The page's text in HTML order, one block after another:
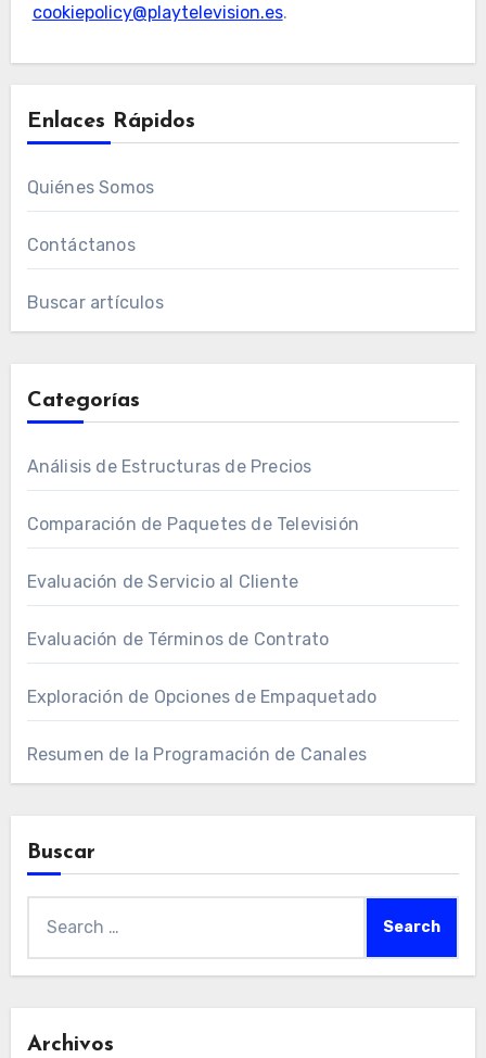
cookiepolicy@playtelevision.es.
Enlaces Rápidos
Quiénes Somos
Contáctanos
Buscar artículos
Categorías
Análisis de Estructuras de Precios
Comparación de Paquetes de Televisión
Evaluación de Servicio al Cliente
Evaluación de Términos de Contrato
Exploración de Opciones de Empaquetado
Resumen de la Programación de Canales
Buscar
Archivos